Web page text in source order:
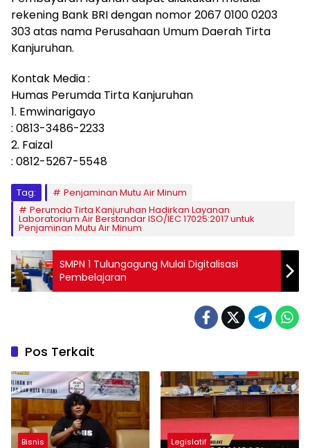
rekening Bank BRI dengan nomor 2067 0100 0203
303 atas nama Perusahaan Umum Daerah Tirta
Kanjuruhan.
Kontak Media :
Humas Perumda Tirta Kanjuruhan
1. Emwinarigayo
: 0813-3486-2233
2. Faizal
: 0812-5267-5548
Tag:
Penjaminan Mutu Air Minum
Perumda Tirta Kanjuruhan Hadirkan Layanan
Laboratorium Air Berstandar ISO/IEC 17025:2017 untuk
Penjaminan Mutu Air Minum
SMPN 1 Tulungagung Mulai Digitalisasi
Pembelajaran
Pos Terkait
Bisnis Legislatif